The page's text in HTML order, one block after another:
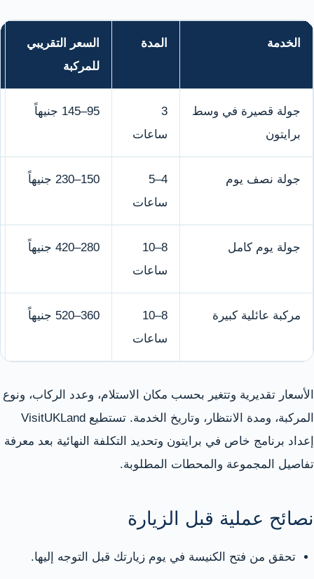
الخدمة المدة
السعر التقريبي
للمركبة
جولة قصيرة في وسط
برايتون
3
ساعات
95–145 جنيهاً
جولة نصف يوم
4–5
ساعات
150–230 جنيهاً
جولة يوم كامل
8–10
ساعات
280–420 جنيهاً
مركبة عائلية كبيرة
8–10
ساعات
360–520 جنيهاً
الأسعار تقديرية وتتغير بحسب مكان الاستلام، وعدد الركاب، ونوع
المركبة، ومدة الانتظار، وتاريخ الخدمة. تستطيع VisitUKLand
إعداد برنامج خاص في برايتون وتحديد التكلفة النهائية بعد معرفة
تفاصيل المجموعة والمحطات المطلوبة.
نصائح عملية قبل الزيارة
تحقق من فتح الكنيسة في يوم زيارتك قبل التوجه إليها.